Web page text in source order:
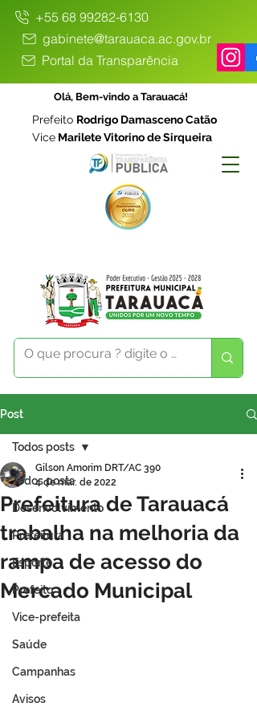
+55 68 99282-6130
gabinete@tarauaca.ac.gov.br
Portal da Transparência
Olá, Bem-vindo a Tarauacá!
Prefeito Rodrigo Damasceno Catão
Vice Marilete Vitorino de Sirqueira
Post
Todos posts
Desenvolvimento
Prefeitura
Esporte
Prefeito
Vice-prefeita
Saúde
Campanhas
Avisos
Todos posts
Prefeitura de Tarauacá
trabalha na melhoria da
rampa de acesso do
Mercado Municipal
Gilson Amorim DRT/AC 390
4 de mar. de 2022